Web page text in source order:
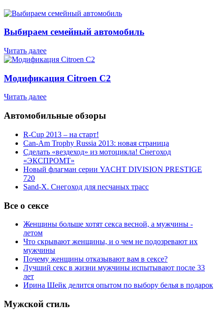
Выбираем семейный автомобиль
Читать далее
Модификация Citroen С2
Читать далее
Автомобильные обзоры
R-Cup 2013 – на старт!
Can-Am Trophy Russia 2013: новая страница
Сделать «вездеход» из мотоцикла! Снегоход
«ЭКСПРОМТ»
Новый флагман серии YACHT DIVISION PRESTIGE
720
Sand-X. Снегоход для песчаных трасс
Все о сексе
Женщины больше хотят секса весной, а мужчины -
летом
Что скрывают женщины, и о чем не подозревают их
мужчины
Почему женщины отказывают вам в сексе?
Лучший секс в жизни мужчины испытывают после 33
лет
Ирина Шейк делится опытом по выбору белья в подарок
Мужской стиль